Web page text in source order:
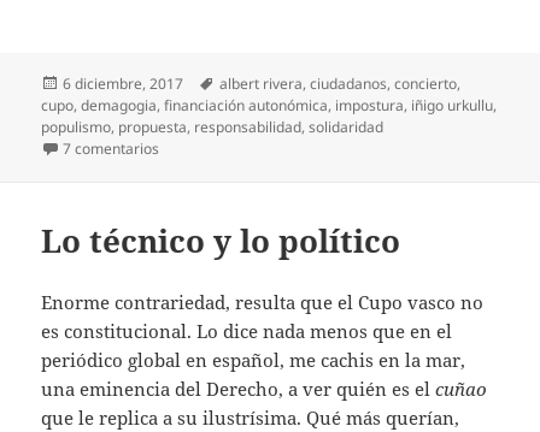
Publicado
el
6 diciembre, 2017 Etiquetas
albert rivera,ciudadanos,concierto,
cupo,demagogia,financiación autonómica, impostura, iñigo urkullu,
populismo, propuesta, responsabilidad,solidaridad
7 comentarios
Lo técnico y lo político
Enorme contrariedad, resulta que el Cupo vasco no
es constitucional. Lo dice nada menos que en el
periódico global en español, me cachis en la mar,
una eminencia del Derecho, a ver quién es elcuñao
que le replica a su ilustrísima. Qué más querían,